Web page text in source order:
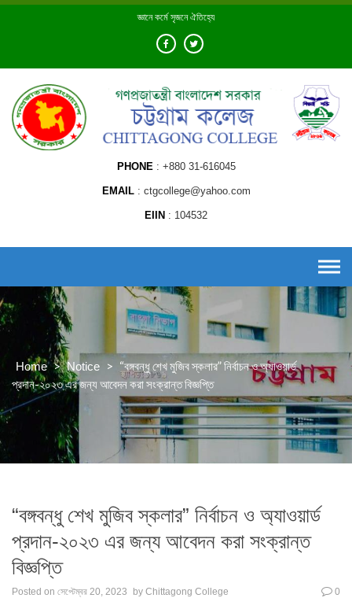
Skip
জ্ঞানে কর্মে সৃজনে ঐতিহ্যে
PHONE +880 31-616045
EMAIL ctgcollege@yahoo.com
EIIN 104532
Home > Notice > “বঙ্গবন্ধু শেখ মুজিব স্কলার” নির্বাচন ও অ্যাওয়ার্ড
প্রদান-২০২৩ এর জন্য আবেদন করা সংক্রান্ত বিজ্ঞপ্তি
“বঙ্গবন্ধু শেখ মুজিব স্কলার” নির্বাচন ও অ্যাওয়ার্ড
প্রদান-২০২৩ এর জন্য আবেদন করা সংক্রান্ত
বিজ্ঞপ্তি
Posted on সেপ্টেম্বর 20, 2023 by Chittagong College 0